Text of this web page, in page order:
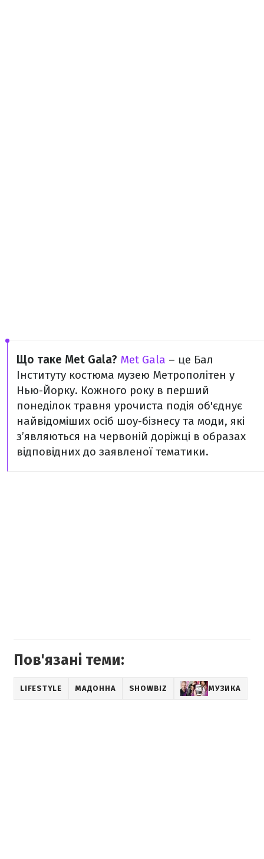
Що таке Met Gala? Met Gala – це Бал
Інституту костюма музею Метрополітен у
Нью-Йорку. Кожного року в перший
понеділок травня урочиста подія об'єднує
найвідоміших осіб шоу-бізнесу та моди, які
з’являються на червоній доріжці в образах
відповідних до заявленої тематики.
Пов'язані теми:
LIFESTYLE МАДОННА SHOWBIZ МУЗИКА